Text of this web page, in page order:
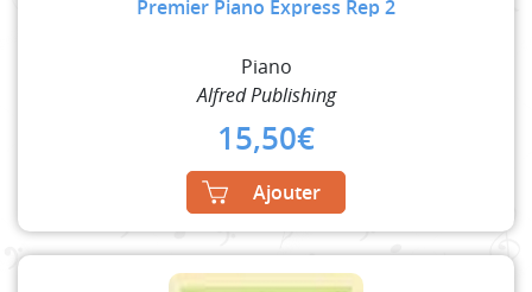
Premier Piano Express Rep 2
Piano
Alfred Publishing
15,50€
Ajouter